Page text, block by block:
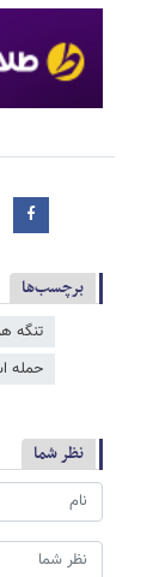
برچسب‌ها
تنگه
حمله
نظر شما